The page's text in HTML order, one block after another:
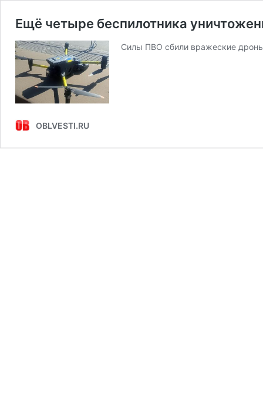
Ещё четыре беспилотника
Силы ПВО сбили вражеские
OBLVESTI.RU